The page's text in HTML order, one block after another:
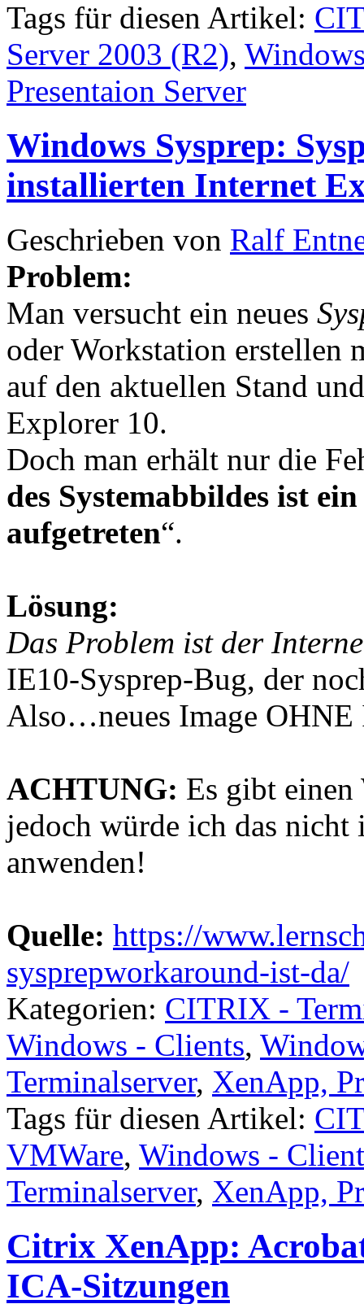
Tags für diesen Artikel:
Server 2003 (R2),
Presentaion Server
Windows Sysprep:
installierten Internet
Geschrieben von Ralf
Problem:
Man versucht ein neues
oder Workstation erstellen
auf den aktuellen Stand
Explorer 10.
Doch man erhält nur die
des Systemabbildes ist
aufgetreten“.
Lösung:
Das Problem ist der
IE10-Sysprep-Bug, der
Also…neues Image OHNE
ACHTUNG: Es gibt
jedoch würde ich das
anwenden!
Quelle: https://
sysprepworkaround-ist-da/
Kategorien: CITRIX -
Windows - Clients,
Terminalserver, XenApp,
Tags für diesen Artikel:
VMWare, Windows -
Terminalserver, XenApp,
Citrix XenApp:
ICA-Sitzungen